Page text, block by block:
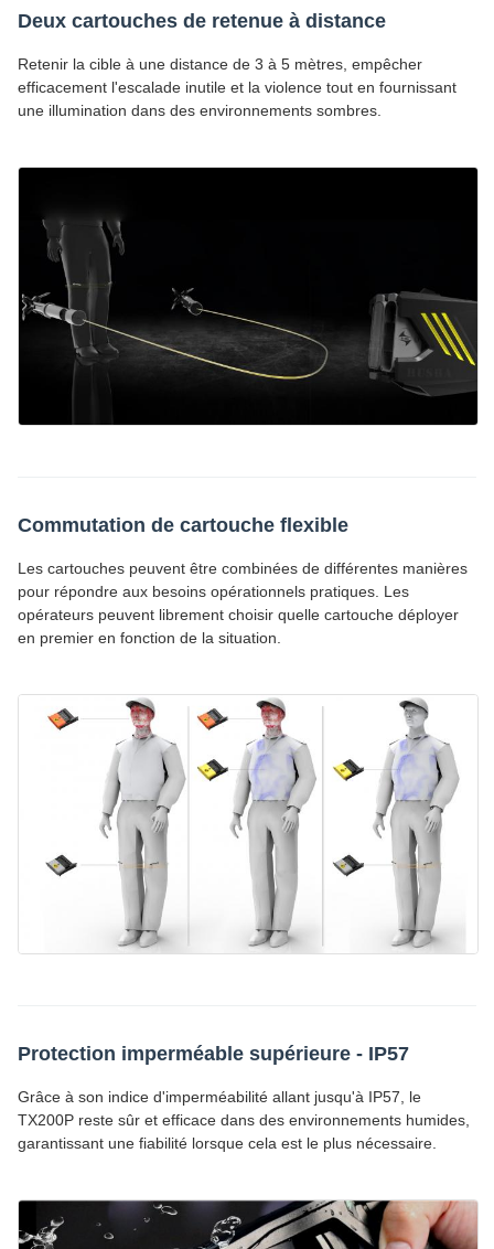
Deux cartouches de retenue à distance
Retenir la cible à une distance de 3 à 5 mètres, empêcher
efficacement l'escalade inutile et la violence tout en fournissant
une illumination dans des environnements sombres.
Commutation de cartouche flexible
Les cartouches peuvent être combinées de différentes manières
pour répondre aux besoins opérationnels pratiques. Les
opérateurs peuvent librement choisir quelle cartouche déployer
en premier en fonction de la situation.
Protection imperméable supérieure - IP57
Grâce à son indice d'imperméabilité allant jusqu'à IP57, le
TX200P reste sûr et efficace dans des environnements humides,
garantissant une fiabilité lorsque cela est le plus nécessaire.